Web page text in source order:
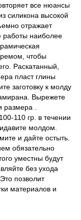
все нюансы
силикона высокой
отражает
работы наиболее
чтобы
Раскатанный,
пласт глины
заготовку к молду
Вырежете
.
110 гр. в течении
молдом.
и дайте остыть.
обязательно
уместны будут
без ухода
позволит
материалов и